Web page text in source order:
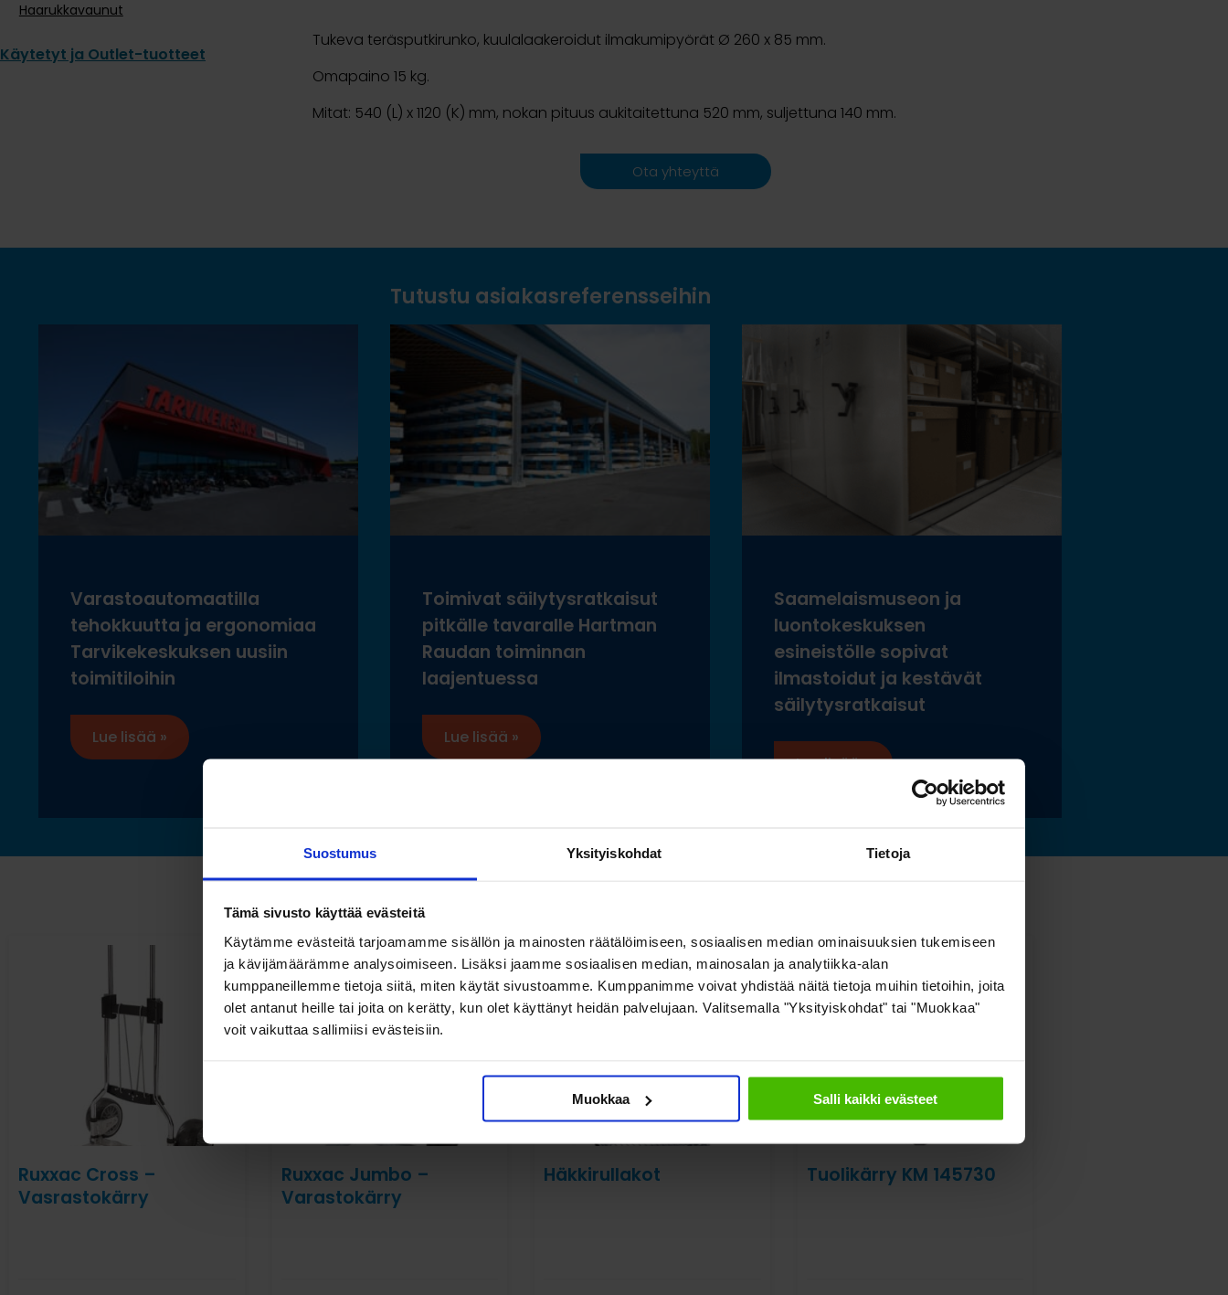
Suostumus Yksityiskohdat Tietoja
Tämä sivusto käyttää evästeitä
Käytämme evästeitä tarjoamamme sisällön ja mainosten räätälöimiseen, sosiaalisen median ominaisuuksien tukemiseen
ja kävijämäärämme analysoimiseen. Lisäksi jaamme sosiaalisen median, mainosalan ja analytiikka-alan
kumppaneillemme tietoja siitä, miten käytät sivustoamme. Kumppanimme voivat yhdistää näitä tietoja muihin tietoihin, joita
olet antanut heille tai joita on kerätty, kun olet käyttänyt heidän palvelujaan. Valitsemalla "Yksityiskohdat" tai "Muokkaa"
voit vaikuttaa sallimiisi evästeisiin.
Muokkaa Salli kaikki evästeet
Haarukkavaunut
Käytetyt ja Outlet-tuotteet
Tukeva teräsputkirunko, kuulalaakeroidut ilmakumipyörät Ø 260 x 85 mm.
Omapaino 15 kg.
Mitat: 540 (L) x 1120 (K) mm, nokan pituus aukitaitettuna 520 mm, suljettuna 140 mm.
Ota yhteyttä
Tutustu asiakasreferensseihin
Varastoautomaatilla
tehokkuutta ja ergonomiaa
Tarvikekeskuksen uusiin
toimitiloihin
Lue lisää »
Toimivat säilytysratkaisut
pitkälle tavaralle Hartman
Raudan toiminnan
laajentuessa
Lue lisää »
Saamelaismuseon ja
luontokeskuksen
esineistölle sopivat
ilmastoidut ja kestävät
säilytysratkaisut
Lue lisää »
Katso myös nämä
Ruxxac Cross –
Vasrastokärry
Ruxxac Jumbo –
Varastokärry
Häkkirullakot Tuolikärry KM 145730